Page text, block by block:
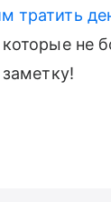
тратить
не